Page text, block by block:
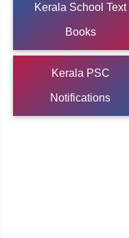
Kerala School Text
Books
Kerala PSC
Notifications